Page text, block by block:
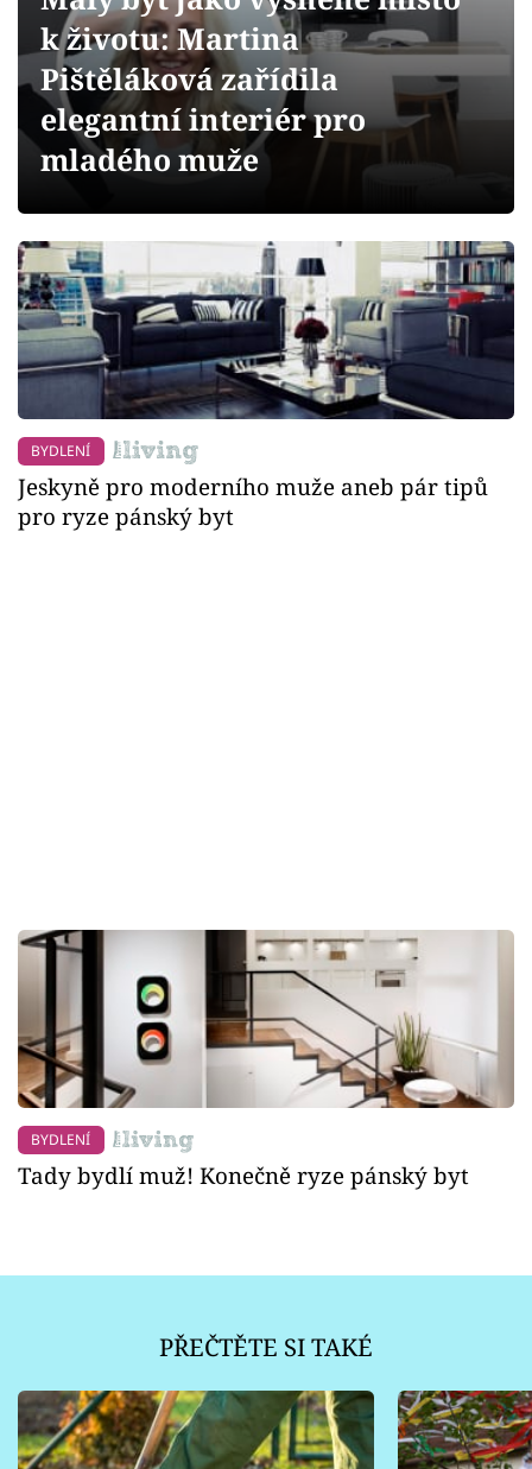
Přihlášení
Sledujte nás
k životu: Martina
Pištěláková zařídila
elegantní interiér pro
mladého muže
BYDLENÍ
Jeskyně pro moderního muže aneb pár tipů
pro ryze pánský byt
BYDLENÍ
Tady bydlí muž! Konečně ryze pánský byt
PŘEČTĚTE SI TAKÉ